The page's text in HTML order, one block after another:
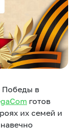
Соц.сети
Доставка SIM
Победы в
готов
их семей и